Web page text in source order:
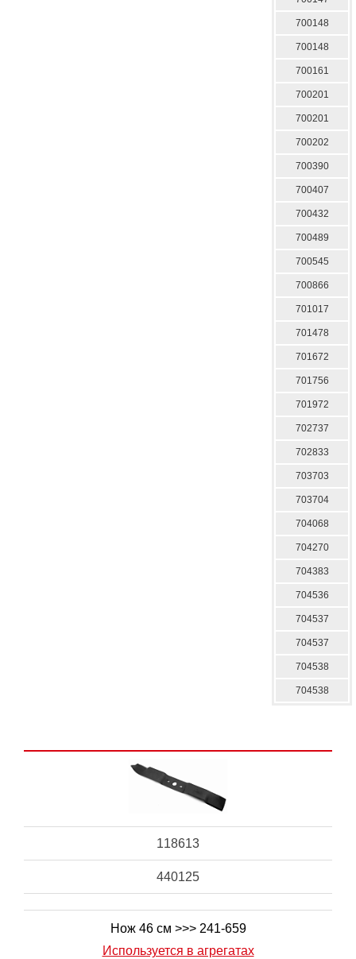
700148
700148
700161
700201
700201
700202
700390
700407
700432
700489
700545
700866
701017
701478
701672
701756
701972
702737
702833
703703
703704
704068
704270
704383
704536
704537
704537
704538
704538
118613
440125
Нож 46 см >>> 241-659
Используется в агрегатах